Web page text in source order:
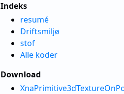
Indeks
resumé
Driftsmiljø
stof
Alle koder
Download